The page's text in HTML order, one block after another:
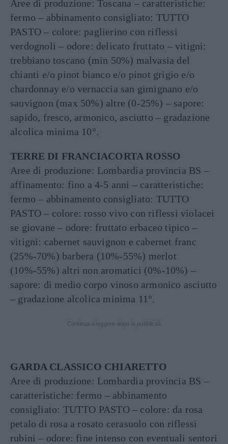
Aree di produzione: Toscana – caratteristiche:
fermo – abbinamento consigliato: TUTTO
PASTO – colore: paglierino con riflessi
verdognoli – odore: delicato fruttato – vitigni:
trebbiano toscano (min 50%) malvasia del
chianti e/o pinot bianco e/o pinot grigio e/o
chardonnay e/o vernaccia san gimignano e/o
sauvignon (max 50%) altre (0-25%) – sapore:
sapido, fresco, armonico, asciutto – gradazione
alcolica minima 10°.
TERRE DI FRANCIACORTA ROSSO
Aree di produzione: Lombardia provincia BS –
affinamento: fino a 4-5 anni – caratteristiche:
fermo – abbinamento consigliato: TUTTO
PASTO – colore: rosso vivo con riflessi violacei
se giovane – odore: fruttato erbaceo tipico –
vitigni: cabernet sauvignon e cabernet franc
(25%-70%) barbera (10%-55%) merlot
(10%-55%) altri non aromatici (0%-10%) –
sapore: di medio corpo vinoso armonico asciutto
– gradazione alcolica minima 11°.
GARDA CLASSICO CHIARETTO
Aree di produzione: Lombardia provincia BS –
caratteristiche: fermo – abbinamento
consigliato: TUTTO PASTO – colore: da rosa
petalo di rosa a rosato cerasuolo con riflessi
rubini – odore: fine intenso con eventuali sentori